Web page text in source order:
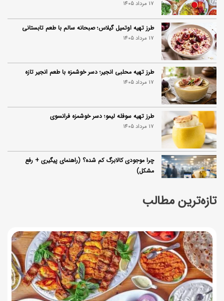
تازه‌ترین مطالب
17 مرداد 1405
طرز تهیه اوتمیل گیلاس؛ صبحانه سالم با طعم تابستانی
17 مرداد 1405
طرز تهیه محلبی انجیر؛ دسر خوشمزه با طعم انجیر تازه
17 مرداد 1405
طرز تهیه سوفله لیمو؛ دسر خوشمزه فرانسوی
17 مرداد 1405
چرا موجودی کالابرگ کم شده؟ (راهنمای پیگیری + رفع
مشکل)
ساخت فیلم سینمایی «Game of Thrones» رسماً تأیید شد
آموزش گام به گام برنامه شمیم کالابرگ
17 مرداد 1405
لیست شهرهای فعال اُکالا